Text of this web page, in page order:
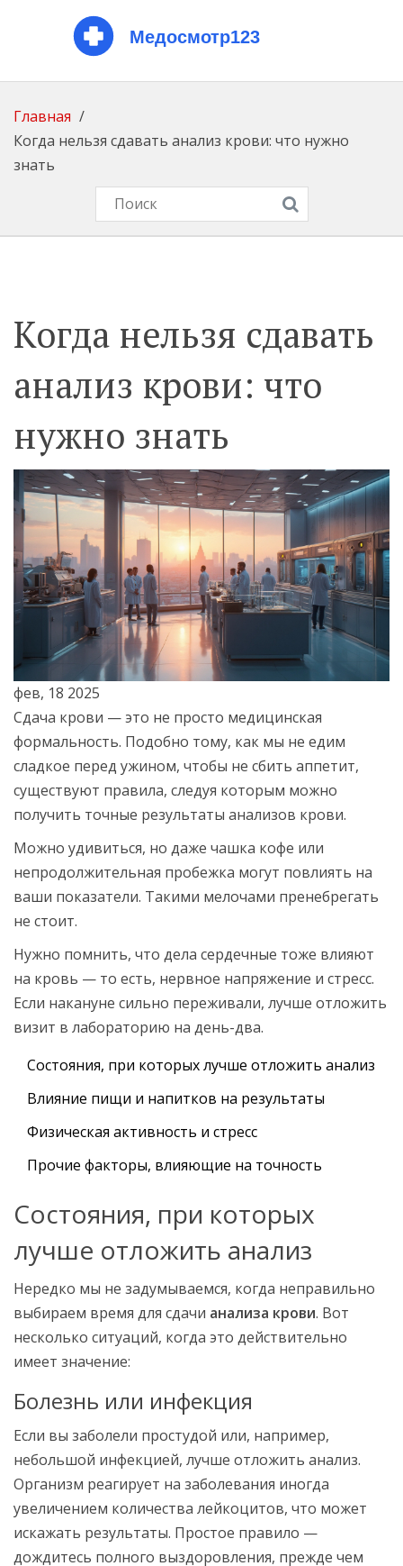
Главная
Когда нельзя сдавать анализ крови: что нужно
знать
Когда нельзя сдавать
анализ крови: что
нужно знать
фев, 18 2025
Сдача крови — это не просто медицинская
формальность. Подобно тому, как мы не едим
сладкое перед ужином, чтобы не сбить аппетит,
существуют правила, следуя которым можно
получить точные результаты анализов крови.
Можно удивиться, но даже чашка кофе или
непродолжительная пробежка могут повлиять на
ваши показатели. Такими мелочами пренебрегать
не стоит.
Нужно помнить, что дела сердечные тоже влияют
на кровь — то есть, нервное напряжение и стресс.
Если накануне сильно переживали, лучше отложить
визит в лабораторию на день-два.
Состояния, при которых лучше отложить анализ
Влияние пищи и напитков на результаты
Физическая активность и стресс
Прочие факторы, влияющие на точность
Состояния, при которых
лучше отложить анализ
Нередко мы не задумываемся, когда неправильно
выбираем время для сдачи анализа крови. Вот
несколько ситуаций, когда это действительно
имеет значение:
Болезнь или инфекция
Если вы заболели простудой или, например,
небольшой инфекцией, лучше отложить анализ.
Организм реагирует на заболевания иногда
увеличением количества лейкоцитов, что может
искажать результаты. Простое правило —
дождитесь полного выздоровления, прежде чем